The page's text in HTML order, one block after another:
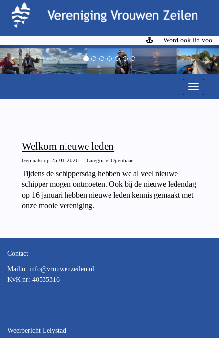
Word ook lid voor
Previous
Toggle
Welkom nieuwe leden
Geplaatst op 25-01-2026 - Categorie: Openbaar
Tijdens de schippersdag hebben we al veel nieuwe
schipper mogen ontmoeten. Ook bij de nieuwe ledendag
op 16 januari hebben nieuwe leden kennis gemaakt met
onze mooie vereniging.
Contact
Mailto: ofni@vrouwenzeilen.nl
KvK nr: 40535316
Weerbericht Lelystad